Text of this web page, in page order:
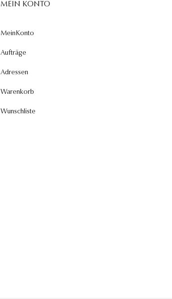
MEIN KONTO
MeinKonto
Aufträge
Adressen
Warenkorb
Wunschliste